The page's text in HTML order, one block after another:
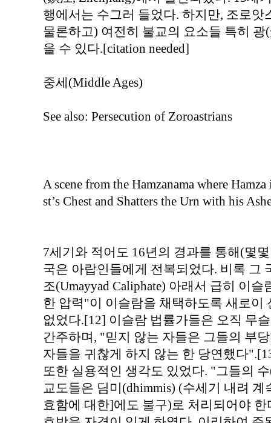
행에서는 수그러 들었다. 하지만, 조로앗
물론하고) 여전히 불교의 요소들 특히
을 수 있다.[citation needed]
중세(Middle Ages)
See also: Persecution of Zoroastrians
A scene from the Hamzanama where
st’s Chest and Shatters the Urn with his
7세기와 적어도 16년의 경과를 통해(몇
국은 아랍인들에게 전복되었다. 비록 그
조(Umayyad Caliphate) 아래서 급히 이
한 압력"이 이슬람을 채택하도록 새로이
없었다.[12] 이슬람 법률가들은 오직 무
간주하며, "믿지 않는 자들은 그들의 부
자들을 귀찮게 하지 않는 한 당연했다
또한 실용적인 생각도 있었다. "그들의
교도들은 딤미(dhimmis) (수세기 내려
효함에 대한]에도 불구)로 처리되어야